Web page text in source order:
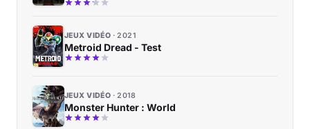
JEUX VIDÉO 2021
Metroid Dread - Test
JEUX VIDÉO 2018
Monster Hunter : World